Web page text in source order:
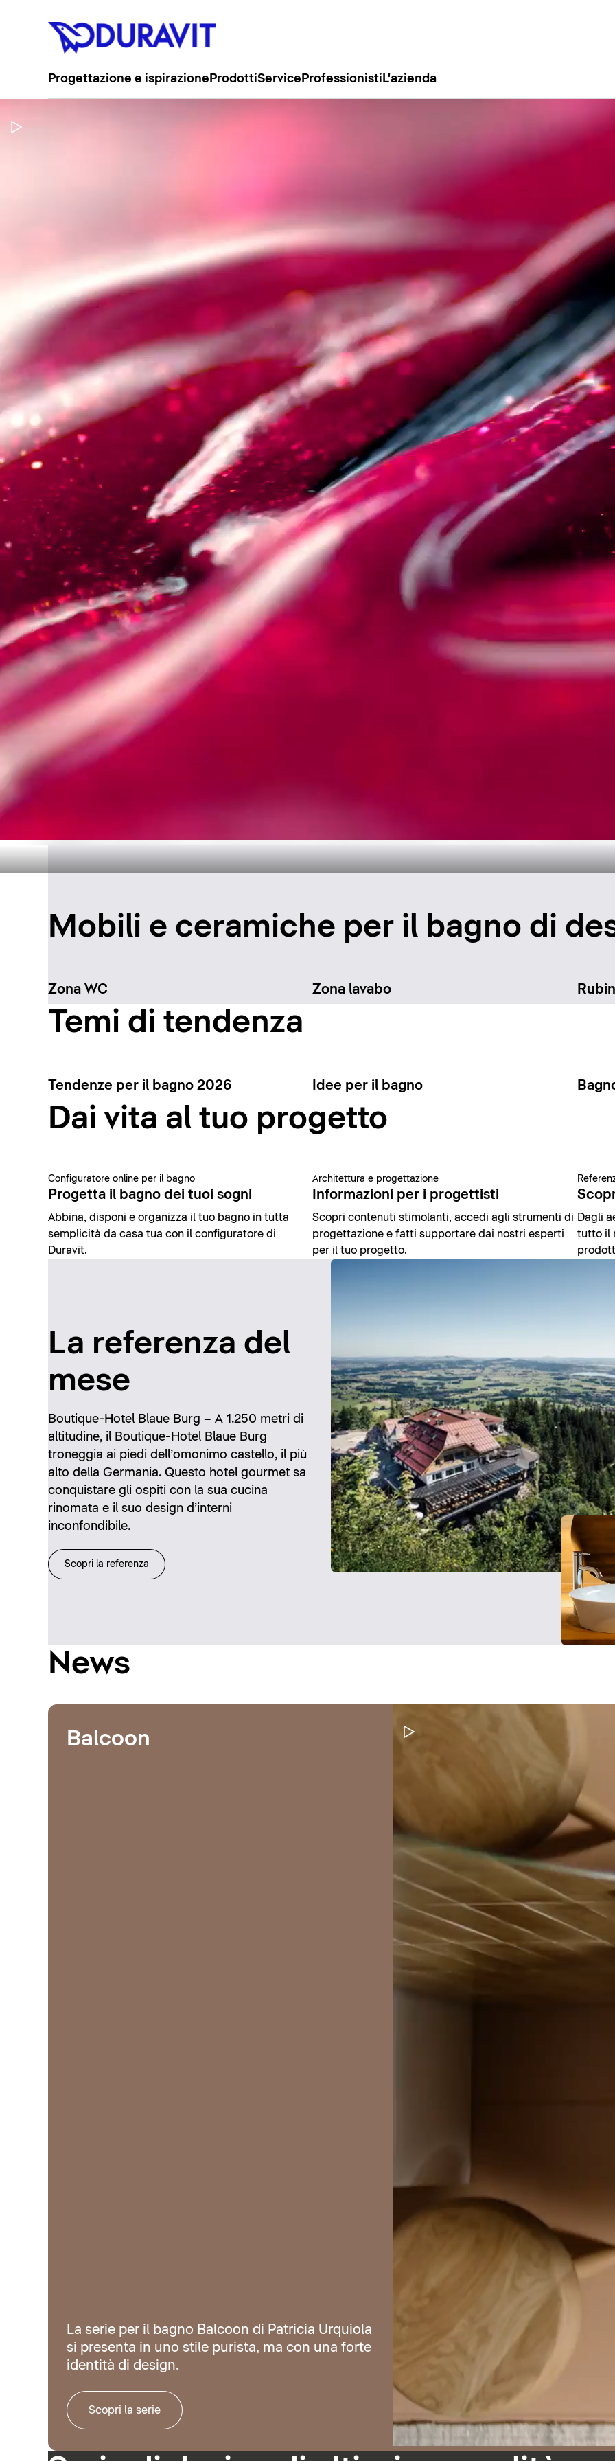
Progettazione e ispirazione ProdottiService Professionisti L'azienda
Metti in pausa il video
Design senza tempo per il
Scopri di più
Mobili e ceramiche per il bagno di
Zona WC Zona lavabo
Temi di tendenza
Tendenze per il bagno 2026 Idee per il bagno
Dai vita al tuo progetto
Configuratore online per il bagno
Progetta il bagno dei tuoi sogni
Abbina, disponi e organizza il tuo bagno in tutta
semplicità da casa tua con il configuratore di
Duravit.
Architettura e progettazione
Informazioni per i progettisti
Scopri contenuti stimolanti, accedi agli strumenti di
progettazione e fatti supportare dai nostri esperti
per il tuo progetto.
Dagli
tutto il
La referenza del
mese
Boutique-Hotel Blaue Burg – A 1.250 metri di
altitudine, il Boutique-Hotel Blaue Burg
troneggia ai piedi dell’omonimo castello, il più
alto della Germania. Questo hotel gourmet sa
conquistare gli ospiti con la sua cucina
rinomata e il suo design d’interni
inconfondibile.
Scopri la referenza
News
Metti in pausa il video
Balcoon
La serie per il bagno Balcoon di Patricia Urquiola
si presenta in uno stile purista, ma con una forte
identità di design.
Scopri la serie